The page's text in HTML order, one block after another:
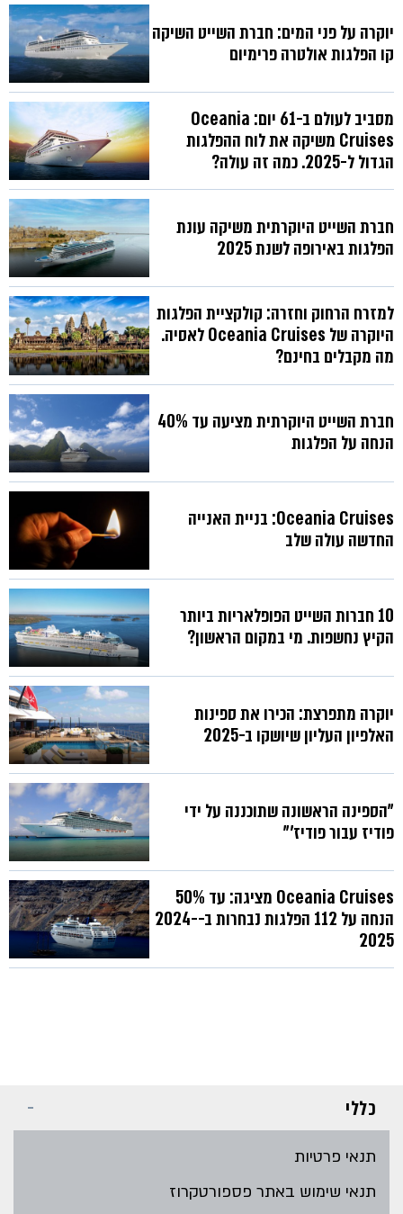
יוקרה על פני המים: חברת השייט השיקה
קו הפלגות אולטרה פרימיום
מסביב לעולם ב-61 יום: Oceania
Cruises משיקה את לוח ההפלגות
הגדול ל-2025. כמה זה עולה?
חברת השייט היוקרתית משיקה עונת
הפלגות באירופה לשנת 2025
למזרח הרחוק וחזרה: קולקציית הפלגות
היוקרה של Oceania Cruises לאסיה.
מה מקבלים בחינם?
חברת השייט היוקרתית מציעה עד 40%
הנחה על הפלגות
Oceania Cruises: בניית האנייה
החדשה עולה שלב
10 חברות השייט הפופלאריות ביותר
הקיץ נחשפות. מי במקום הראשון?
יוקרה מתפרצת: הכירו את ספינות
האלפיון העליון שיושקו ב-2025
"הספינה הראשונה שתוכננה על ידי
פודיז עבור פודיז'"
Oceania Cruises מציגה: עד 50%
הנחה על 112 הפלגות נבחרות ב-2024-
2025
כללי
תנאי פרטיות
תנאי שימוש באתר פספורטקרוז